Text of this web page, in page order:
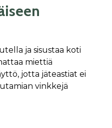
ja sisustaa koti
miettiä
jotta jäteastiat ei
vinkkejä